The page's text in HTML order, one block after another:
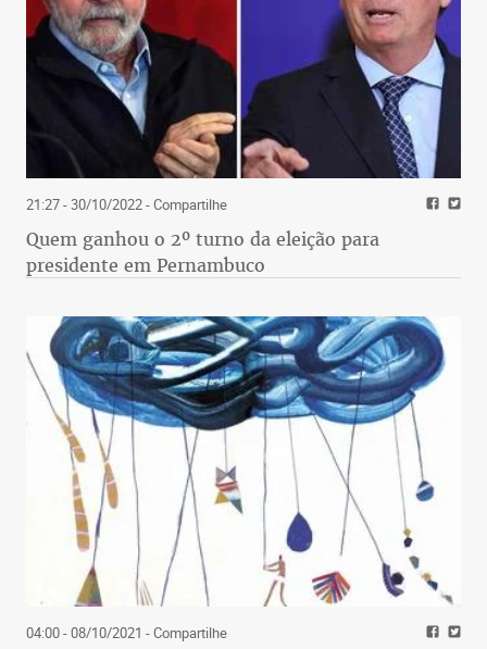
21:27 - 30/10/2022- Compartilhe
Quem ganhou o 2º turno da eleição para
presidente em Pernambuco
04:00 - 08/10/2021 - Compartilhe